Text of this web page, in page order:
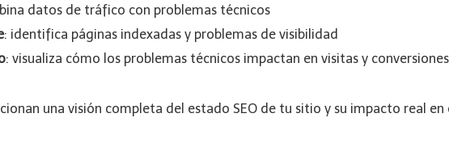
datos de tráfico con problemas técnicos
: identifica páginas indexadas y problemas de visibilidad
: visualiza cómo los problemas técnicos impactan en visitas y conversiones
una visión completa del estado SEO de tu sitio y su impacto real en